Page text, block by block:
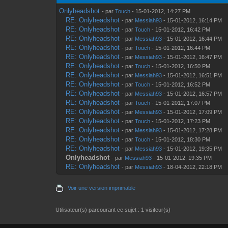
Onlyheadshot - parTouch - 15-01-2012, 14:27 PM
RE: Onlyheadshot - par Messiah93 - 15-01-2012, 16:14 PM
RE: Onlyheadshot - parTouch - 15-01-2012, 16:42 PM
RE: Onlyheadshot - par Messiah93 - 15-01-2012, 16:44 PM
RE: Onlyheadshot - parTouch - 15-01-2012, 16:44 PM
RE: Onlyheadshot - par Messiah93 - 15-01-2012, 16:47 PM
RE: Onlyheadshot - parTouch - 15-01-2012, 16:50 PM
RE: Onlyheadshot - par Messiah93 - 15-01-2012, 16:51 PM
RE: Onlyheadshot - parTouch - 15-01-2012, 16:52 PM
RE: Onlyheadshot - par Messiah93 - 15-01-2012, 16:57 PM
RE: Onlyheadshot - parTouch - 15-01-2012, 17:07 PM
RE: Onlyheadshot - par Messiah93 - 15-01-2012, 17:09 PM
RE: Onlyheadshot - parTouch - 15-01-2012, 17:23 PM
RE: Onlyheadshot - par Messiah93 - 15-01-2012, 17:28 PM
RE: Onlyheadshot - parTouch - 15-01-2012, 18:30 PM
RE: Onlyheadshot - par Messiah93 - 15-01-2012, 19:35 PM
Onlyheadshot - par Messiah93 - 15-01-2012, 19:35 PM
RE: Onlyheadshot - par Messiah93 - 18-04-2012, 22:18 PM
Voir une version imprimable
Utilisateur(s) parcourant ce sujet : 1 visiteur(s)